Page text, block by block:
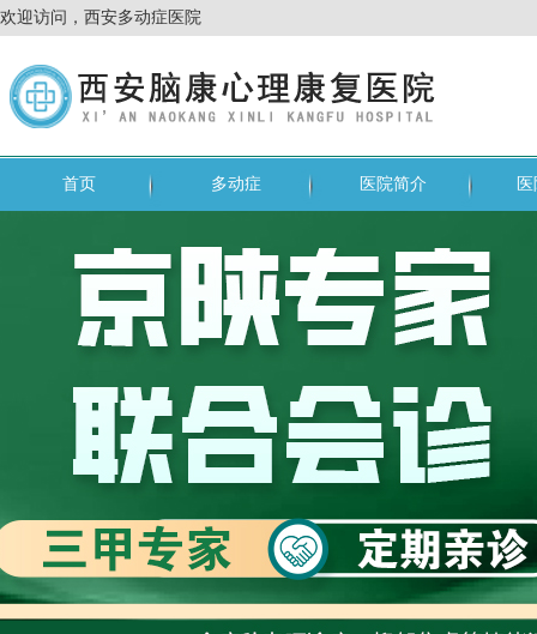
欢迎访问，西安多动症医院
首页 多动症 医院简介